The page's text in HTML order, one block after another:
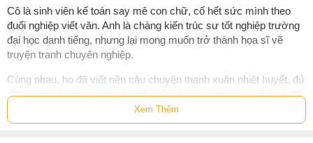
Cô là sinh viên kế toán say mê con chữ, cố hết sức mình theo
đuổi nghiệp viết văn. Anh là chàng kiến trúc sư tốt nghiệp trường
đại học danh tiếng, nhưng lại mong muốn trở thành họa sĩ vẽ
truyện tranh chuyên nghiệp.
Cùng nhau, họ đã viết nên câu chuyện thanh xuân nhiệt huyết, đủ
đầy cung bậc cảm xúc, như chuyến tàu đưa chúng ta trở lại thời
tuổi trẻ rực rỡ tựa pháo hoa.Xem Thêm